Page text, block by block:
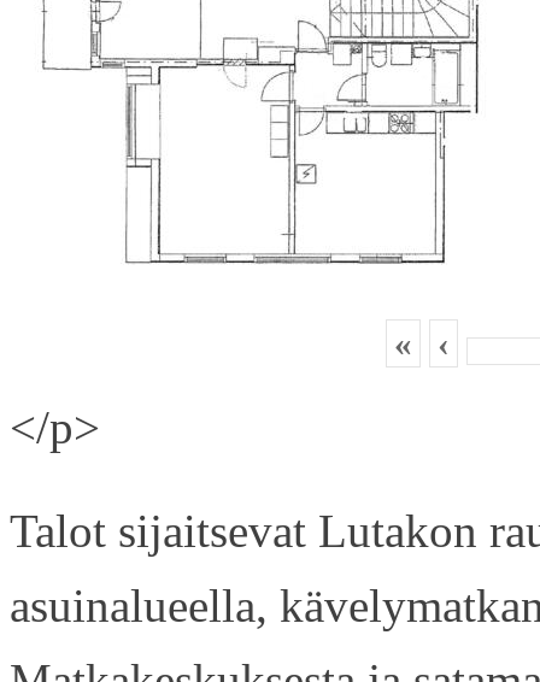
« ‹
</p>
Talot sijaitsevat Lutakon
asuinalueella,